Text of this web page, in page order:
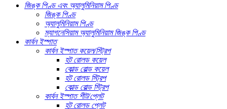
জিঙ্ক পিণ্ড এবং অ্যালুমিনিয়াম পিণ্ড
জিঙ্ক পিণ্ড
অ্যালুমিনিয়াম পিণ্ড
ম্যাগনেসিয়াম অ্যালুমিনিয়াম জিঙ্ক পিণ্ড
কার্বন ইস্পাত
কার্বন ইস্পাত কয়েল/স্ট্রিপ
হট রোলড কয়েল
কোল্ড রোল্ড কয়েল
হট রোলড স্ট্রিপ
কোল্ড রোল্ড স্ট্রিপ
কার্বন ইস্পাত শীট/প্লেট
হট রোলড প্লেট